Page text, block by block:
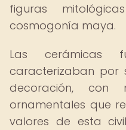
figuras
cosmogonía maya.
Las cerámicas
caracterizaban por
decoración, con
ornamentales que
valores de esta